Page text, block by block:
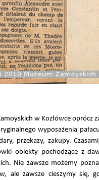
w Kozłówce oprócz
wyposażenia
przekazy, zakupy.
obiekty pochodzące z
Nie zawsze możemy
ale zawsze cieszymy się,